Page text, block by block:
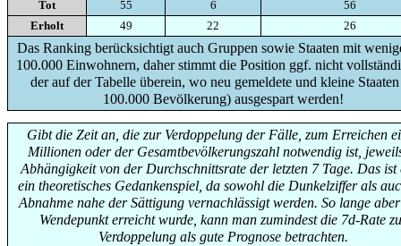
Tot
55 6
56
Erholt
49 22 26
Das Ranking berücksichtigt auch Gruppen sowie Staaten mit
100.000 Einwohnern, daher stimmt die Position ggf. nicht
der auf der Tabelle überein, wo neu gemeldete und kleine
100.000 Bevölkerung) ausgespart werden!
Gibt die Zeit an, die zur Verdoppelung der Fälle, zum Erreichen
Millionen oder der Gesamtbevölkerungszahl notwendig ist,
Abhängigkeit von der Durchschnittsrate der letzten 7 Tage. Das ist
ein theoretisches Gedankenspiel, da sowohl die Dunkelziffer als
Abnahme nahe der Sättigung vernachlässigt werden. So lange
Wendepunkt erreicht wurde, kann man zumindest die 7d-Rate
Verdoppelung als gute Prognose betrachten.